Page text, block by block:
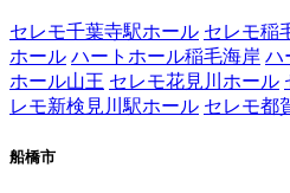
セレモ千葉寺駅ホール セレモ稲
ホール ハートホール稲毛海岸 ハ
ホール山王 セレモ花見川ホール
レモ新検見川駅ホール セレモ都
船橋市